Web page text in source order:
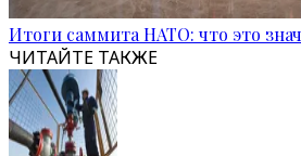
Итоги саммита НАТО: что это
ЧИТАЙТЕ ТАКЖЕ